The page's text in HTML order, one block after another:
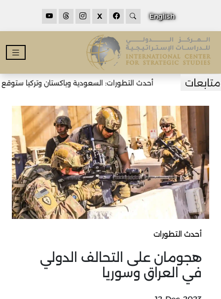
English
X
أحدث التطورات: السعودية وباكستان وتركيا ستوقع
أحدث التطورات
هجومان على التحالف الدولي
في العراق وسوريا